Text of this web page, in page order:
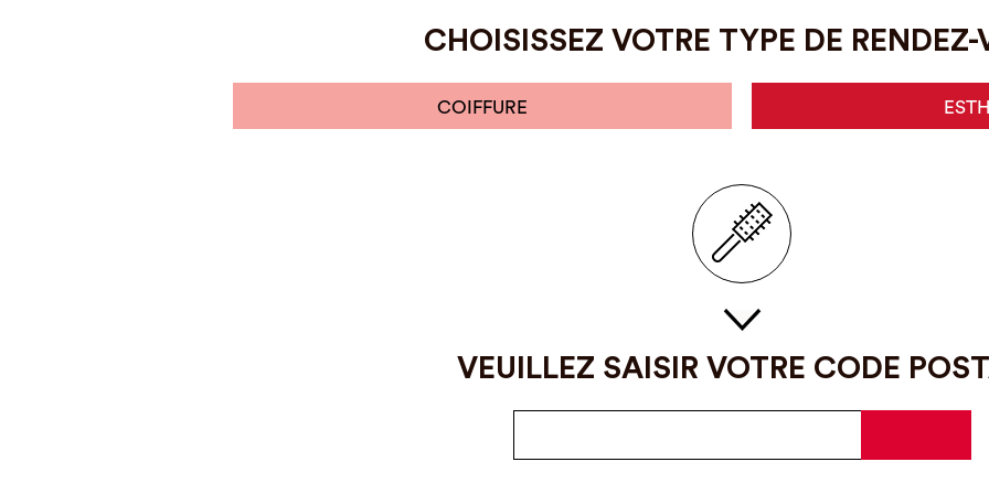
CHOISISSEZ VOTRE TYPE DE RENDEZ-
COIFFURE
VEUILLEZ SAISIR VOTRE CODE